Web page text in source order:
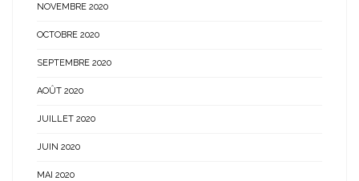
NOVEMBRE 2020
OCTOBRE 2020
SEPTEMBRE 2020
AOÛT 2020
JUILLET 2020
JUIN 2020
MAI 2020